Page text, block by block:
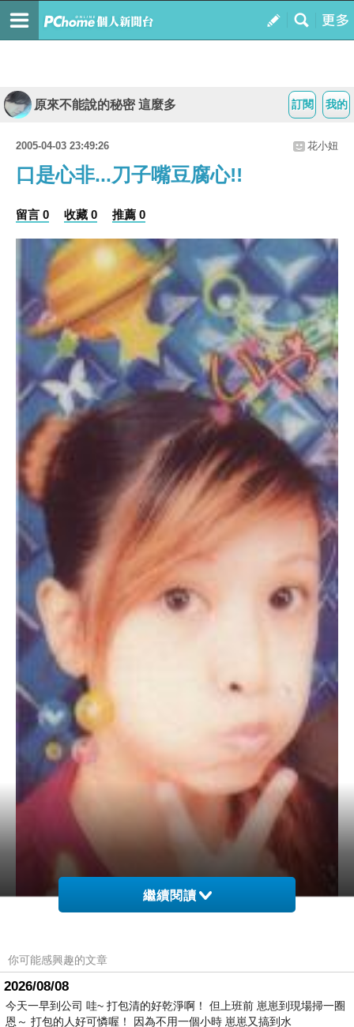
我的
訂閱
原來不能說的秘密 這麼多
2005-04-03 23:49:26 花小妞
口是心非...刀子嘴豆腐心!!
留言 0 收藏 0 推薦 0
繼續閱讀
你可能感興趣的文章
2026/08/08
今天一早到公司 哇~ 打包清的好乾淨啊！ 但上班前 崽崽到現場掃一圈
恩～ 打包的人好可憐喔！ 因為不用一個小時 崽崽又搞到水